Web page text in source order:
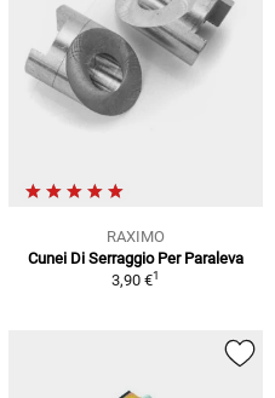
RAXIMO
Cunei Di Serraggio Per Paraleva
3,90 €1